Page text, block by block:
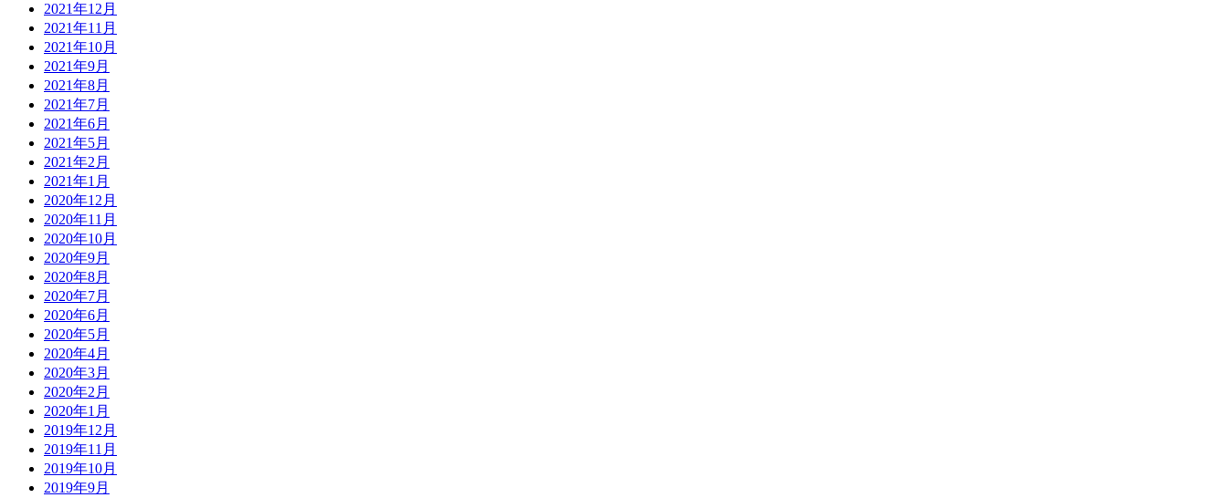
2021年12月
2021年11月
2021年10月
2021年9月
2021年8月
2021年7月
2021年6月
2021年5月
2021年2月
2021年1月
2020年12月
2020年11月
2020年10月
2020年9月
2020年8月
2020年7月
2020年6月
2020年5月
2020年4月
2020年3月
2020年2月
2020年1月
2019年12月
2019年11月
2019年10月
2019年9月